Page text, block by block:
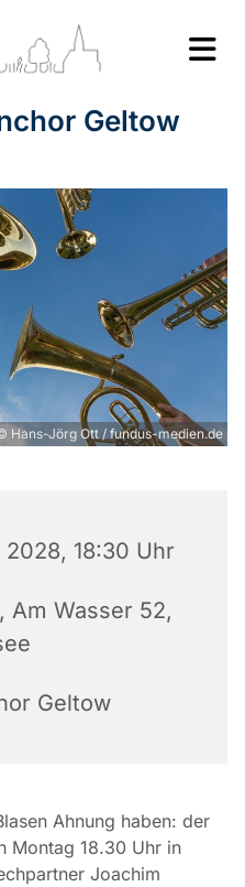
Geltow
Hans-Jörg Ott / fundus-medien.de
18:30 Uhr
Am Wasser 52,
Geltow
Ahnung haben: der
Montag 18.30 Uhr in
Joachim